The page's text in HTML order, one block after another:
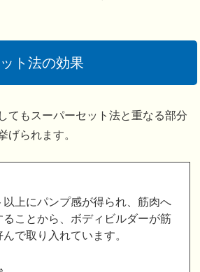
ト法の効果
てもスーパーセット法と重なる部分
げられます。
以上にパンプ感が得られ、筋肉へ
ることから、ボディビルダーが筋
で取り入れています。